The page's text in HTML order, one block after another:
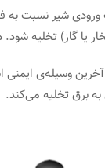
شیر نسبت به
یا گاز) تخلیه
وسیله‌ی
برق تخلیه می‌کند.